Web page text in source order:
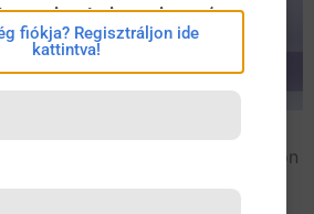
kettős kapcsolatnak nevezzük,
a terápián kívül más módon
Gyakran a szerelmi
visszaélésekkel azonosítjuk,
bejelentkezés
fiókja? Regisztráljon ide
kattintva!